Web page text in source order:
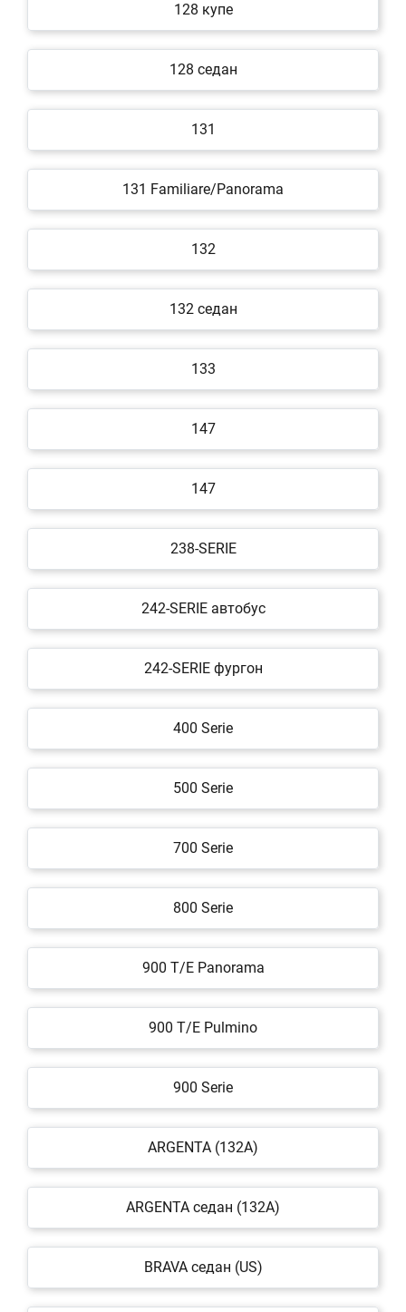
128 купе
128 седан
131
131 Familiare/Panorama
132
132 седан
133
147
147
238-SERIE
242-SERIE автобус
242-SERIE фургон
400 Serie
500 Serie
700 Serie
800 Serie
900 T/E Panorama
900 T/E Pulmino
900 Serie
ARGENTA (132A)
ARGENTA седан (132A)
BRAVA седан (US)